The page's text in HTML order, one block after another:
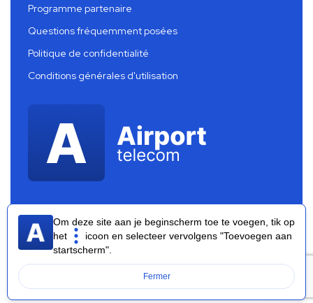
Programme partenaire
Questions fréquemment posées
Politique de confidentialité
Conditions générales d'utilisation
Airport Telecom 2026 ®
Om deze site aan je beginscherm toe te voegen, tik op
het
icoon en selecteer vervolgens "Toevoegen aan
startscherm".
Fermer